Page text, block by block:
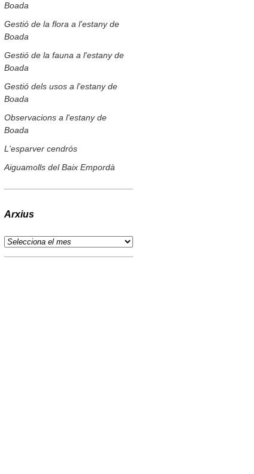
Boada
Gestió de la flora a l'estany de
Boada
Gestió de la fauna a l'estany de
Boada
Gestió dels usos a l'estany de
Boada
Observacions a l'estany de
Boada
L'esparver cendrós
Aiguamolls del Baix Empordà
Arxius